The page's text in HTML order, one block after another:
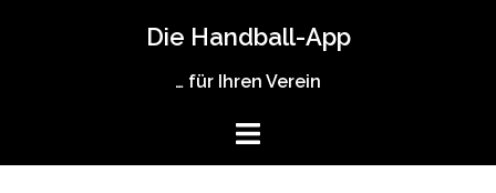
Die Handball-App
… für Ihren Verein